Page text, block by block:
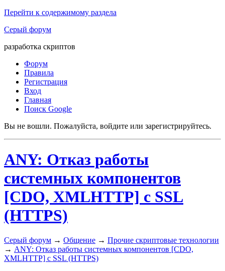
Перейти к содержимому раздела
Серый форум
разработка скриптов
Форум
Правила
Регистрация
Вход
Главная
Поиск Google
Вы не вошли. Пожалуйста, войдите или зарегистрируйтесь.
ANY: Отказ работы
системных компонентов
[CDO, XMLHTTP] с SSL
(HTTPS)
Серый форум → Общение → Прочие скриптовые технологии
→ ANY: Отказ работы системных компонентов [CDO,
XMLHTTP] с SSL (HTTPS)